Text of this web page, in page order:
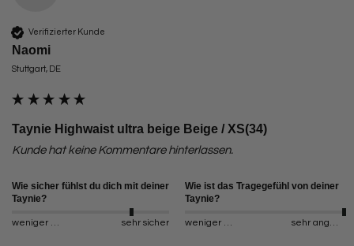
Verifizierter Kunde
Naomi
Stuttgart, DE
Taynie Highwaist ultra beige Beige / XS(34)
Kunde hat keine Kommentare hinterlassen.
Wie sicher fühlst du dich mit deiner
Taynie?
weniger sicher sehr sicher
Wie ist das Tragegefühl von deiner
Taynie?
weniger angenehm sehr angenehm